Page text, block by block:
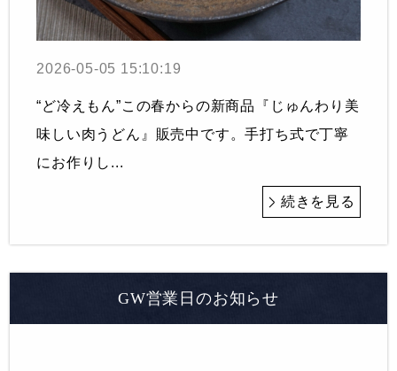
2026-05-05 15:10:19
“ど冷えもん”この春からの新商品『じゅんわり美
味しい肉うどん』販売中です。手打ち式で丁寧
にお作りし...
続きを見る
GW営業日のお知らせ